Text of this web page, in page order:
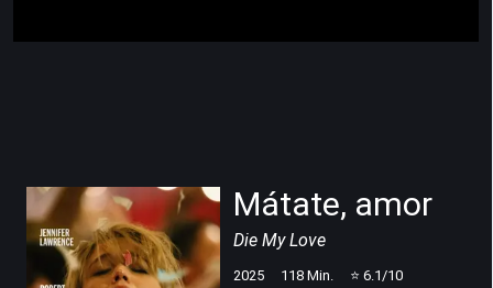
Mátate, amor
Die My Love
2025 118 Min. ⭐ 6.1 /10